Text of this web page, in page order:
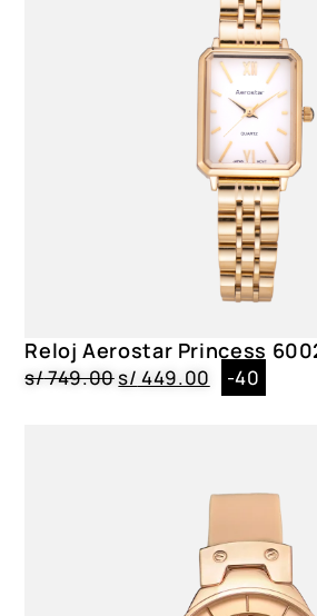
Reloj Aerostar Princess
s/749.00s/ 449.00 -40